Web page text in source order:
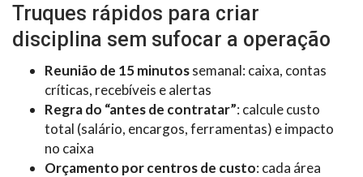
Truques rápidos para criar
disciplina sem sufocar a operação
Reunião de 15 minutossemanal: caixa, contas
críticas, recebíveis e alertas
Regra do “antes de contratar”: calcule custo
total (salário, encargos, ferramentas) e impacto
no caixa
Orçamento por centros de custo: cada área